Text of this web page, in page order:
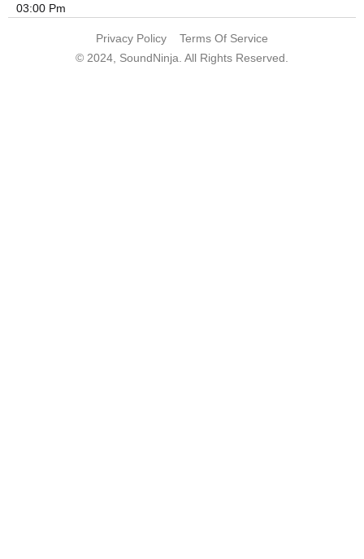
03:00 Pm
© 2024, SoundNinja. All Rights Reserved.
Privacy Policy Terms Of Service